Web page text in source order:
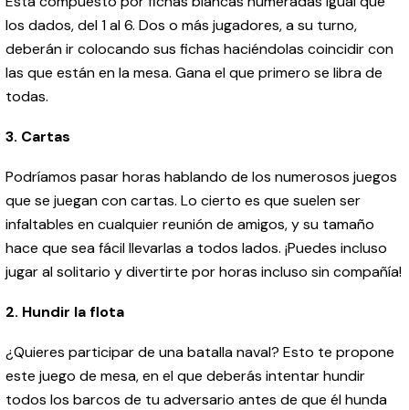
los dados, del 1 al 6. Dos o más jugadores, a su turno,
deberán ir colocando sus fichas haciéndolas coincidir con
las que están en la mesa. Gana el que primero se libra de
todas.
3. Cartas
Podríamos pasar horas hablando de los numerosos juegos
que se juegan con cartas. Lo cierto es que suelen ser
infaltables en cualquier reunión de amigos, y su tamaño
hace que sea fácil llevarlas a todos lados. ¡Puedes incluso
jugar al solitario y divertirte por horas incluso sin compañía!
2. Hundir la flota
¿Quieres participar de una batalla naval? Esto te propone
este juego de mesa, en el que deberás intentar hundir
todos los barcos de tu adversario antes de que él hunda